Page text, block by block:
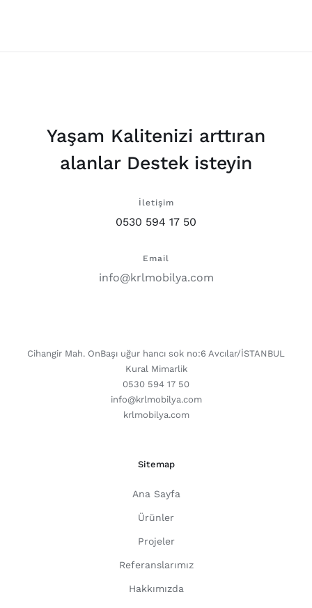
Yaşam Kalitenizi arttıran
alanlar Destek isteyin
İletişim
0530 594 17 50
Email
info@krlmobilya.com
Cihangir Mah. OnBaşı uğur hancı sok no:6 Avcılar/İSTANBUL
Kural Mimarlik
0530 594 17 50
info@krlmobilya.com
krlmobilya.com
Sitemap
Ana Sayfa
Ürünler
Projeler
Referanslarımız
Hakkımızda